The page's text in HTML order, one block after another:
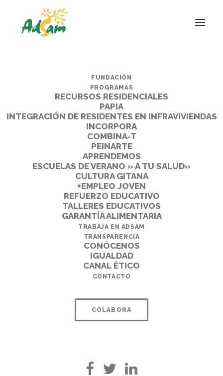
FUNDACIÓN
PROGRAMAS
RECURSOS RESIDENCIALES
PAPIA
INTEGRACIÓN DE RESIDENTES EN INFRAVIVIENDAS
INCORPORA
COMBINA-T
PEINARTE
APRENDEMOS
ESCUELAS DE VERANO » A TU SALUD»
CULTURA GITANA
+EMPLEO JOVEN
REFUERZO EDUCATIVO
TALLERES EDUCATIVOS
GARANTÍA ALIMENTARIA
TRABAJA EN ADSAM
TRANSPARENCIA
CONÓCENOS
IGUALDAD
CANAL ÉTICO
CONTACTO
COLABORA